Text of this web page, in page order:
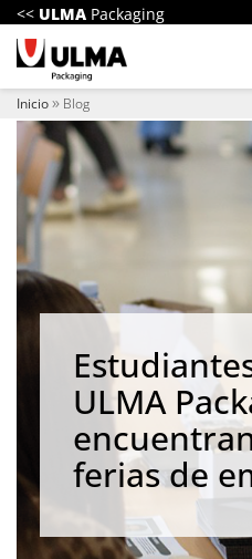
<< ULMA Packaging
v
a
Inicio Blog
ULMA
ferias de